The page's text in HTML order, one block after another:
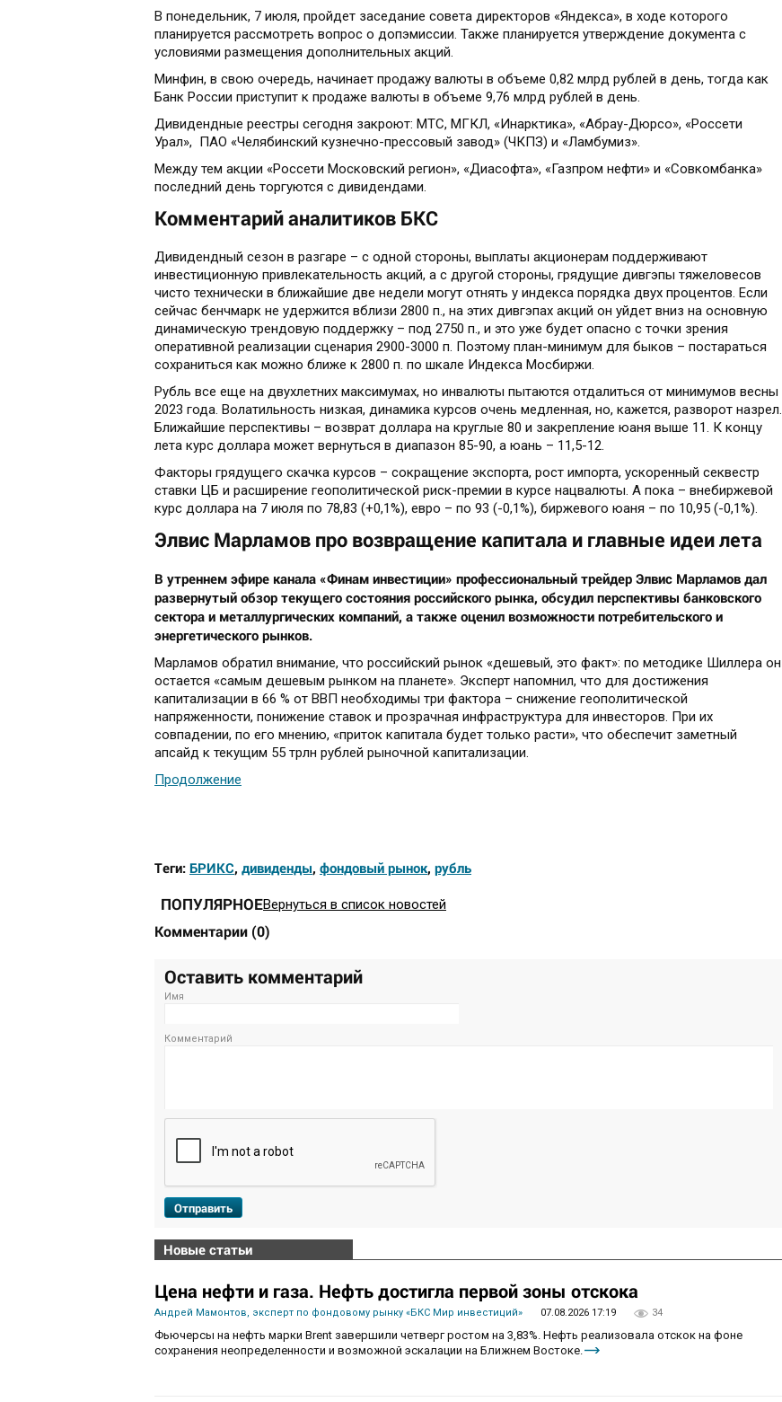
В понедельник, 7 июля, пройдет заседание совета директоров «Яндекса», в ходе которого
планируется рассмотреть вопрос о допэмиссии. Также планируется утверждение документа с
условиями размещения дополнительных акций.
Минфин, в свою очередь, начинает продажу валюты в объеме 0,82 млрд рублей в день, тогда как
Банк России приступит к продаже валюты в объеме 9,76 млрд рублей в день.
Дивидендные реестры сегодня закроют: МТС, МГКЛ, «Инарктика», «Абрау-Дюрсо», «Россети
Урал», ПАО «Челябинский кузнечно-прессовый завод» (ЧКПЗ) и «Ламбумиз».
Между тем акции «Россети Московский регион», «Диасофта», «Газпром нефти» и «Совкомбанка»
последний день торгуются с дивидендами.
Комментарий аналитиков БКС
Дивидендный сезон в разгаре – с одной стороны, выплаты акционерам поддерживают
инвестиционную привлекательность акций, а с другой стороны, грядущие дивгэпы тяжеловесов
чисто технически в ближайшие две недели могут отнять у индекса порядка двух процентов. Если
сейчас бенчмарк не удержится вблизи 2800 п., на этих дивгэпах акций он уйдет вниз на основную
динамическую трендовую поддержку – под 2750 п., и это уже будет опасно с точки зрения
оперативной реализации сценария 2900-3000 п. Поэтому план-минимум для быков – постараться
сохраниться как можно ближе к 2800 п. по шкале Индекса Мосбиржи.
Рубль все еще на двухлетних максимумах, но инвалюты пытаются отдалиться от минимумов весны
2023 года. Волатильность низкая, динамика курсов очень медленная, но, кажется, разворот назрел.
Ближайшие перспективы – возврат доллара на круглые 80 и закрепление юаня выше 11. К концу
лета курс доллара может вернуться в диапазон 85-90, а юань – 11,5-12.
Факторы грядущего скачка курсов – сокращение экспорта, рост импорта, ускоренный секвестр
ставки ЦБ и расширение геополитической риск-премии в курсе нацвалюты. А пока – внебиржевой
курс доллара на 7 июля по 78,83 (+0,1%), евро – по 93 (-0,1%), биржевого юаня – по 10,95 (-0,1%).
Элвис Марламов про возвращение капитала и главные идеи лета
В утреннем эфире канала «Финам инвестиции» профессиональный трейдер Элвис Марламов дал
развернутый обзор текущего состояния российского рынка, обсудил перспективы банковского
сектора и металлургических компаний, а также оценил возможности потребительского и
энергетического рынков.
Марламов обратил внимание, что российский рынок «дешевый, это факт»: по методике Шиллера он
остается «самым дешевым рынком на планете». Эксперт напомнил, что для достижения
капитализации в 66 % от ВВП необходимы три фактора – снижение геополитической
напряженности, понижение ставок и прозрачная инфраструктура для инвесторов. При их
совпадении, по его мнению, «приток капитала будет только расти», что обеспечит заметный
апсайд к текущим 55 трлн рублей рыночной капитализации.
Продолжение
Теги: БРИКС, дивиденды, фондовый рынок, рубль
ПОПУЛЯРНОЕВернуться в список новостей
Комментарии (0)
Оставить комментарий
Имя
Комментарий
Отправить
Новые статьи
Цена нефти и газа. Нефть достигла первой зоны отскока
Андрей Мамонтов, эксперт по фондовому рынку «БКС Мир инвестиций» 07.08.2026 17:19 34
Фьючерсы на нефть марки Brent завершили четверг ростом на 3,83%. Нефть реализовала отскок на фоне
сохранения неопределенности и возможной эскалации на Ближнем Востоке.